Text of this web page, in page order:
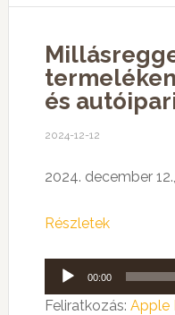
és
2024-12-12
2024. december
Részletek
Audió
lejátszó
00:00
Feliratkozás: Apple